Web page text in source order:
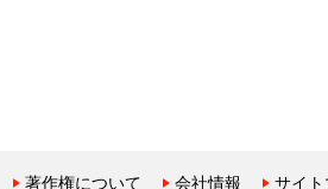
著作権について 会社情報 サイ